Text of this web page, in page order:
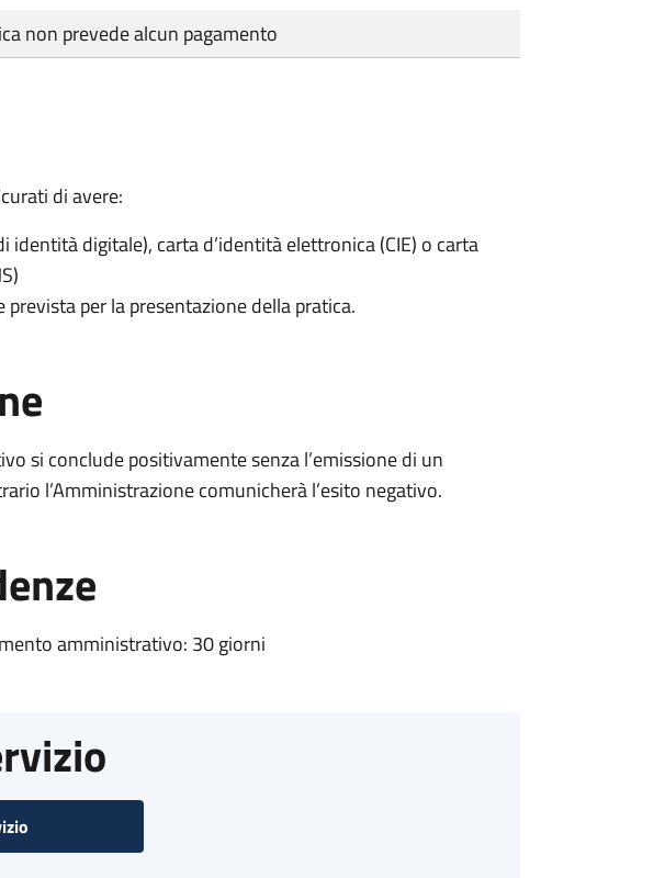
non prevede alcun pagamento
di avere:
identità digitale), carta d’identità elettronica (CIE) o carta
per la presentazione della pratica.
si conclude positivamente senza l’emissione di un
l’Amministrazione comunicherà l’esito negativo.
amministrativo: 30 giorni